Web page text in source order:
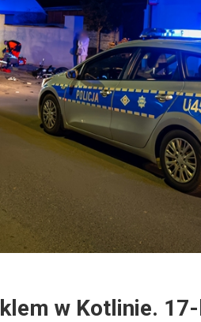
w Kotlinie.